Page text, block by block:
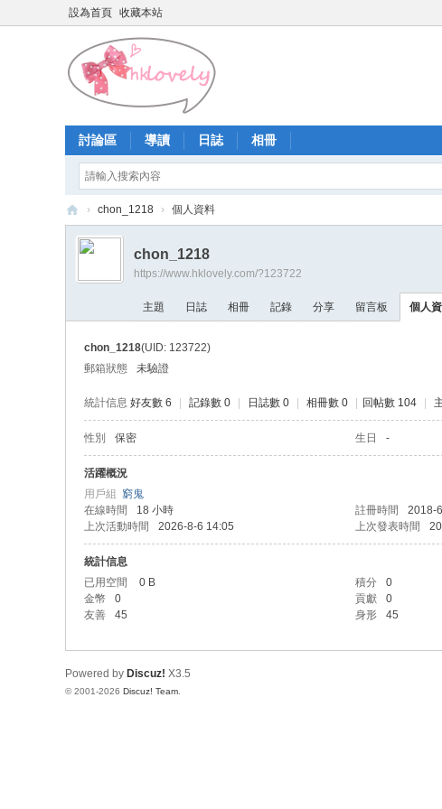
設為首頁 收藏本站
討論區 導讀 日誌 相冊
香
少
› chon_1218 › 個人資料
chon_1218
https://www.hklovely.com/?123722
主題 日誌 相冊 記錄 分享 留言板 個人
chon_1218(UID: 123722)
郵箱狀態
未驗證
統計信息 好友數 6 記錄數 0 日誌數 0 相冊數 0 回帖數 104
性別 保密 生日 -
活躍概況
用戶組 窮鬼
在線時間
18 小時 註冊時間 2018-
上次活動時間
2026-8-6 14:05 上次發表時間
統計信息
已用空間
0 B 積分 0
金幣
0 貢獻 0
友善
45 身形 45
Powered by Discuz! X3.5
© 2001-2026 Discuz! Team